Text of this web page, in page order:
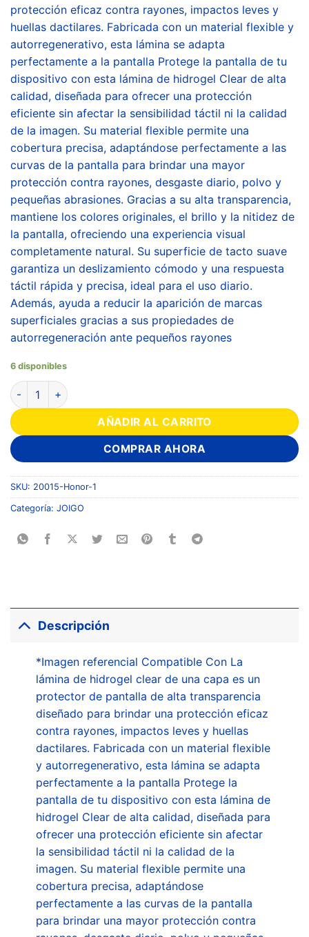
protección eficaz contra rayones, impactos leves y
huellas dactilares. Fabricada con un material flexible y
autorregenerativo, esta lámina se adapta
perfectamente a la pantalla Protege la pantalla de tu
dispositivo con esta lámina de hidrogel Clear de alta
calidad, diseñada para ofrecer una protección
eficiente sin afectar la sensibilidad táctil ni la calidad
de la imagen. Su material flexible permite una
cobertura precisa, adaptándose perfectamente a las
curvas de la pantalla para brindar una mayor
protección contra rayones, desgaste diario, polvo y
pequeñas abrasiones. Gracias a su alta transparencia,
mantiene los colores originales, el brillo y la nitidez de
la pantalla, ofreciendo una experiencia visual
completamente natural. Su superficie de tacto suave
garantiza un deslizamiento cómodo y una respuesta
táctil rápida y precisa, ideal para el uso diario.
Además, ayuda a reducir la aparición de marcas
superficiales gracias a sus propiedades de
autorregeneración ante pequeños rayones
6 disponibles
AÑADIR AL CARRITO
COMPRAR AHORA
SKU: 20015-Honor-1
Categoría: JOIGO
Descripción
*Imagen referencial Compatible Con La
lámina de hidrogel clear de una capa es un
protector de pantalla de alta transparencia
diseñado para brindar una protección eficaz
contra rayones, impactos leves y huellas
dactilares. Fabricada con un material flexible
y autorregenerativo, esta lámina se adapta
perfectamente a la pantalla Protege la
pantalla de tu dispositivo con esta lámina de
hidrogel Clear de alta calidad, diseñada para
ofrecer una protección eficiente sin afectar
la sensibilidad táctil ni la calidad de la
imagen. Su material flexible permite una
cobertura precisa, adaptándose
perfectamente a las curvas de la pantalla
para brindar una mayor protección contra